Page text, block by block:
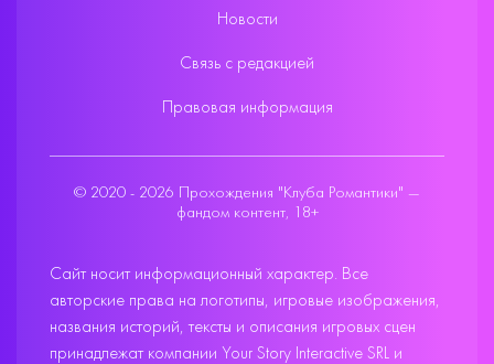
Новости
Связь с редакцией
Правовая информация
© 2020 - 2026 Прохождения "Клуба Романтики" —
фандом контент, 18+
Сайт носит информационный характер. Все
авторские права на логотипы, игровые изображения,
названия историй, тексты и описания игровых сцен
принадлежат компании Your Story Interactive SRL и